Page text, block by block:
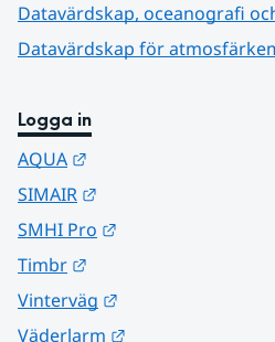
Datavärdskap, oceanografi
Datavärdskap för
Logga in
AQUA
SIMAIR
SMHI Pro
Timbr
Vinterväg
Väderlarm